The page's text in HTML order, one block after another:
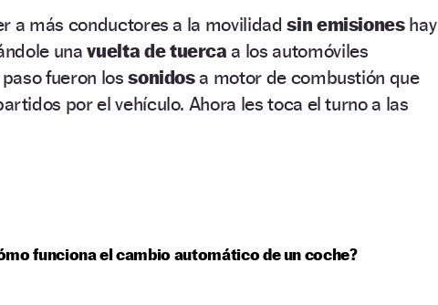
a más conductores a la movilidadsin emisioneshay
unavuelta de tuerca a los automóviles
fueron lossonidosa motor de combustión que
por el vehículo. Ahora les toca el turno a las
funciona el cambio automático de un coche?